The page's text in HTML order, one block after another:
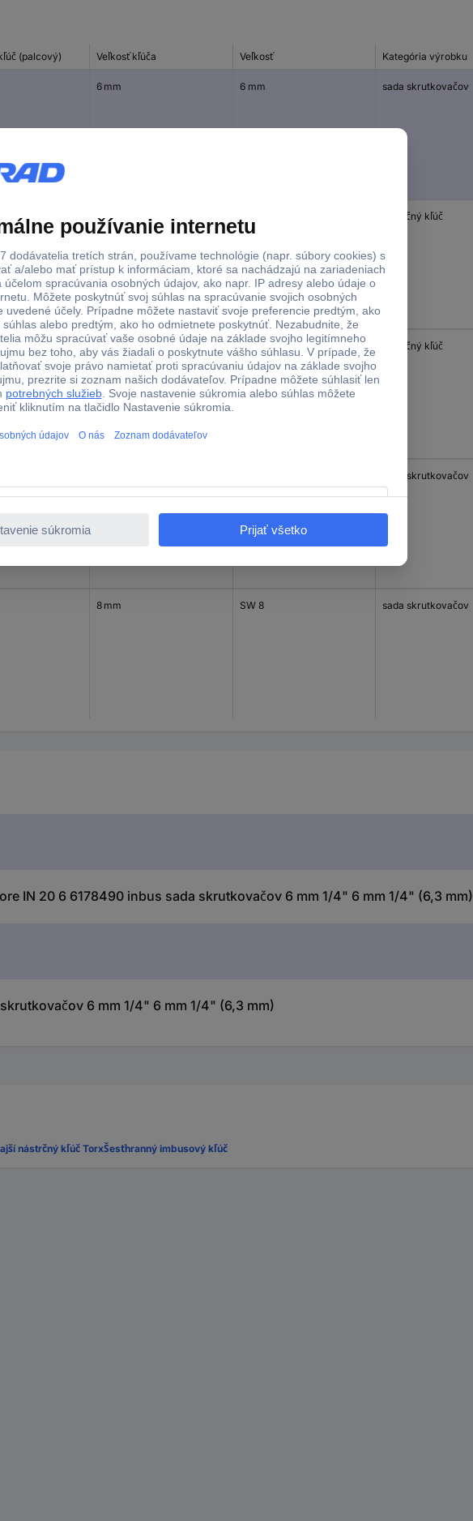
(palcový) Veľkosť kľúča Veľkosť Kategória výrobku
6 mm 6 mm sada skrutkovačov
5 mm nástrčný kľúč
4 mm 4 mm nástrčný kľúč
sada skrutkovačov
8 mm SW 8 sada skrutkovačov
IN 20 6 6178490 inbus sada skrutkovačov 6 mm 1/4" 6 mm 1/4" (6,3 mm)
6 mm 1/4" 6 mm 1/4" (6,3 mm)
nástrčný kľúč TorxŠesťhranný imbusový kľúč